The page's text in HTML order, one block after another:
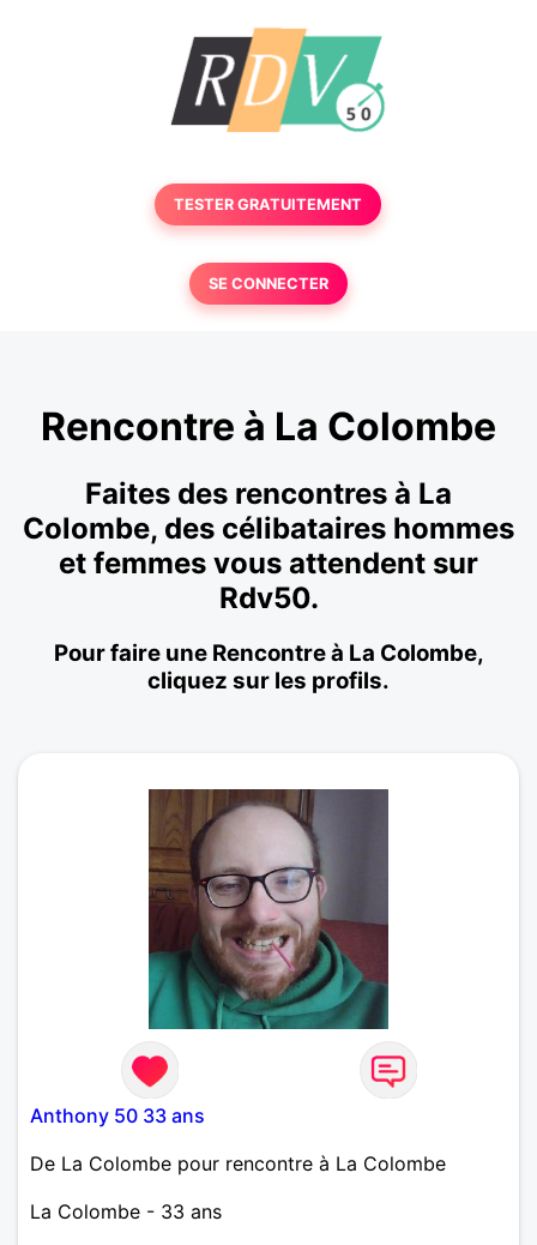
TESTER GRATUITEMENT
SE CONNECTER
Rencontre à La Colombe
Faites des rencontres à La
Colombe, des célibataires hommes
et femmes vous attendent sur
Rdv50.
Pour faire une Rencontre à La Colombe,
cliquez sur les profils.
Anthony 50 33 ans
De La Colombe pour rencontre à La Colombe
La Colombe - 33 ans